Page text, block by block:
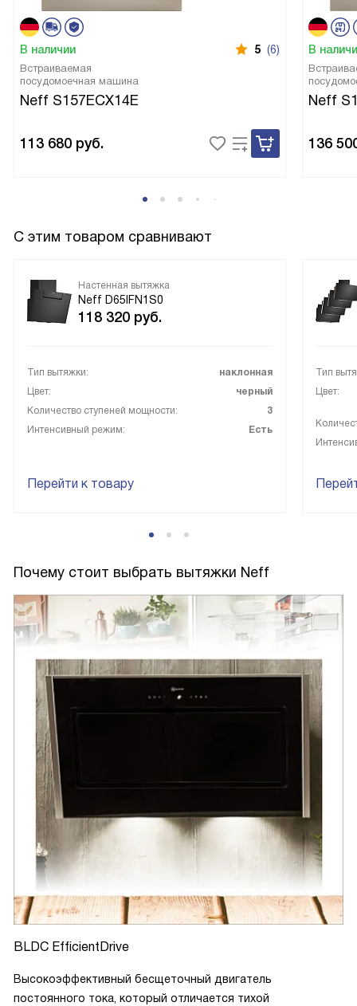
обычные ступени плюс одна интенсивная покрывают все
бытовые сценарии. Внешне чёрная поверхность
смотрится аккуратно и очищается обычной салфеткой.
Для семьи, где готовят часто, сочетание тихой работы,
хорошей производительности и понятного управления
довольна покупкой и могу рекомендовать тем, кто хочет
современное и простое в использовании решение для
В наличии 5 (6)
Встраиваемая
посудомоечная машина
Neff S157ECX14E
113 680 руб.
В
Neff
136
С этим товаром сравнивают
Настенная вытяжка
Neff D65IFN1S0
118 320 руб.
Тип вытяжки:
наклонная
Цвет:
черный
Количество ступеней мощности:
3
Интенсивный режим:
Есть
Перейти к товару
Тип
Цвет:
Почему стоит выбрать вытяжки Neff
BLDC EfficientDrive
Высокоэффективный бесщеточный двигатель
постоянного тока, который отличается тихой